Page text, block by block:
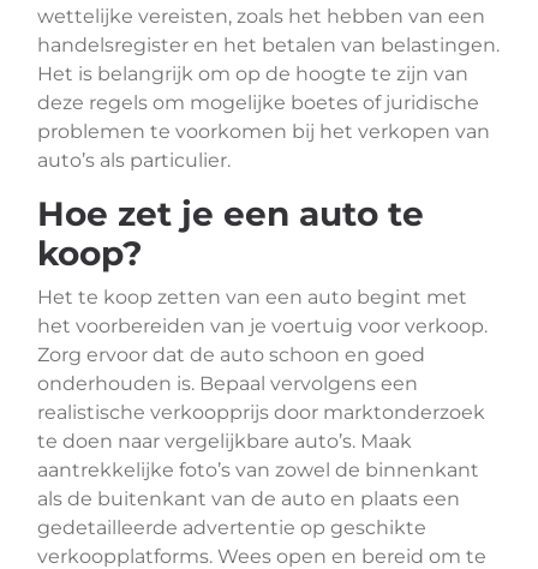
wettelijke vereisten, zoals het hebben van een
handelsregister en het betalen van belastingen.
Het is belangrijk om op de hoogte te zijn van
deze regels om mogelijke boetes of juridische
problemen te voorkomen bij het verkopen van
auto’s als particulier.
Hoe zet je een auto te
koop?
Het te koop zetten van een auto begint met
het voorbereiden van je voertuig voor verkoop.
Zorg ervoor dat de auto schoon en goed
onderhouden is. Bepaal vervolgens een
realistische verkoopprijs door marktonderzoek
te doen naar vergelijkbare auto’s. Maak
aantrekkelijke foto’s van zowel de binnenkant
als de buitenkant van de auto en plaats een
gedetailleerde advertentie op geschikte
verkoopplatforms. Wees open en bereid om te